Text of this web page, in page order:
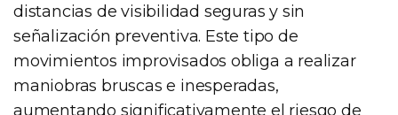
distancias de visibilidad seguras y sin
señalización preventiva. Este tipo de
movimientos improvisados obliga a realizar
maniobras bruscas e inesperadas,
aumentando significativamente el riesgo de